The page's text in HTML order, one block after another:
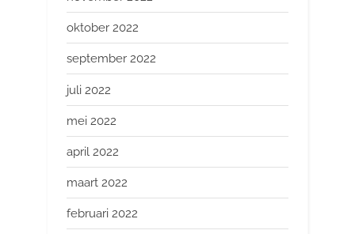
oktober 2022
september 2022
juli 2022
mei 2022
april 2022
maart 2022
februari 2022